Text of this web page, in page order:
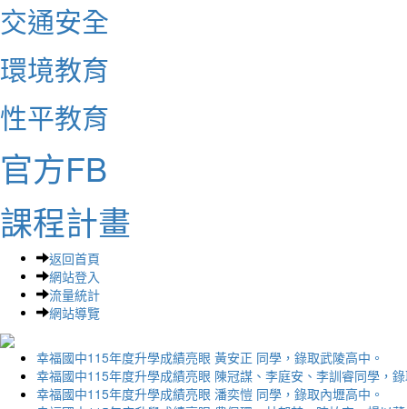
交通安全
環境教育
性平教育
官方FB
課程計畫
返回首頁
網站登入
流量統計
網站導覽
幸福國中115年度升學成績亮眼 黃安正 同學，錄取武陵高中。
幸福國中115年度升學成績亮眼 陳冠謀、李庭安、李訓睿同學，
幸福國中115年度升學成績亮眼 潘奕愷 同學，錄取內壢高中。